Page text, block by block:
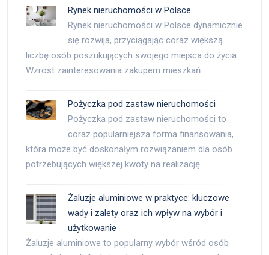
Rynek nieruchomości w Polsce
Rynek nieruchomości w Polsce dynamicznie
się rozwija, przyciągając coraz większą
liczbę osób poszukujących swojego miejsca do życia.
Wzrost zainteresowania zakupem mieszkań …
Pożyczka pod zastaw nieruchomości
Pożyczka pod zastaw nieruchomości to
coraz popularniejsza forma finansowania,
która może być doskonałym rozwiązaniem dla osób
potrzebujących większej kwoty na realizację …
Żaluzje aluminiowe w praktyce: kluczowe
wady i zalety oraz ich wpływ na wybór i
użytkowanie
Żaluzje aluminiowe to popularny wybór wśród osób